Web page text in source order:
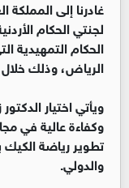
غادرنا إلى المملكة
لجنتي الحكام
الحكام التمهيدية
الرياض، وذلك خلال الفترة من 10
ويأتي اختيار
وكفاءة عالية في
تطوير رياضة
والدولي.